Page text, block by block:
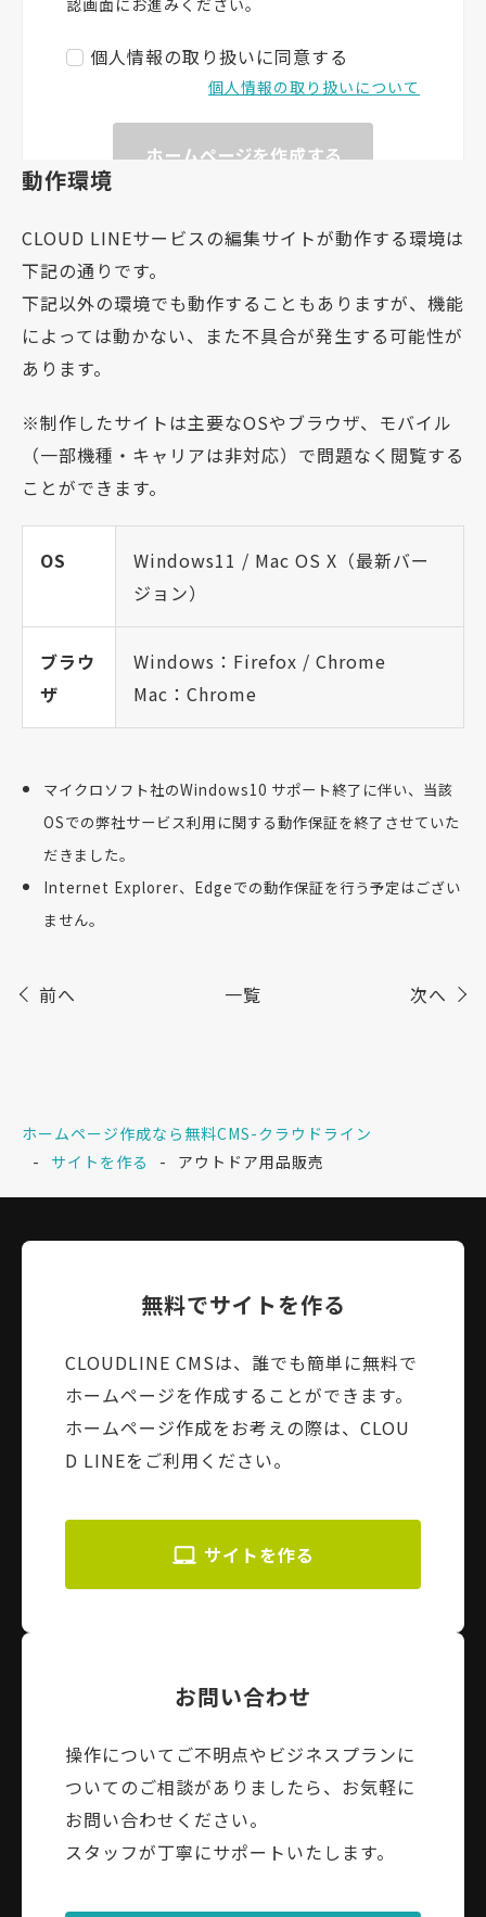
動作環境
CLOUD LINEサービスの編集サイトが動作する環境は
下記の通りです。
下記以外の環境でも動作することもありますが、機能
によっては動かない、また不具合が発生する可能性が
あります。
※制作したサイトは主要なOSやブラウザ、モバイル
（一部機種・キャリアは非対応）で問題なく閲覧する
ことができます。
OS
Windows11 / Mac OS X（最新バー
ジョン）
ブラウ
ザ
Windows：Firefox / Chrome
Mac：Chrome
マイクロソフト社のWindows10 サポート終了に伴い、当該
OSでの弊社サービス利用に関する動作保証を終了させていた
だきました。
Internet Explorer、Edgeでの動作保証を行う予定はござい
ません。
前へ 一覧 次へ
ホームページ作成なら無料CMS-クラウドライン
サイトを作る
アウトドア用品販売
無料でサイトを作る
CLOUDLINE CMSは、誰でも簡単に無料で
ホームページを作成することができます。
ホームページ作成をお考えの際は、CLOU
D LINEをご利用ください。
サイトを作る
お問い合わせ
操作についてご不明点やビジネスプランに
ついてのご相談がありましたら、お気軽に
お問い合わせください。
スタッフが丁寧にサポートいたします。